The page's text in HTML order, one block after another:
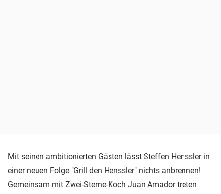
Mit seinen ambitionierten Gästen lässt Steffen Henssler in
einer neuen Folge "Grill den Henssler" nichts anbrennen!
Gemeinsam mit Zwei-Sterne-Koch Juan Amador treten